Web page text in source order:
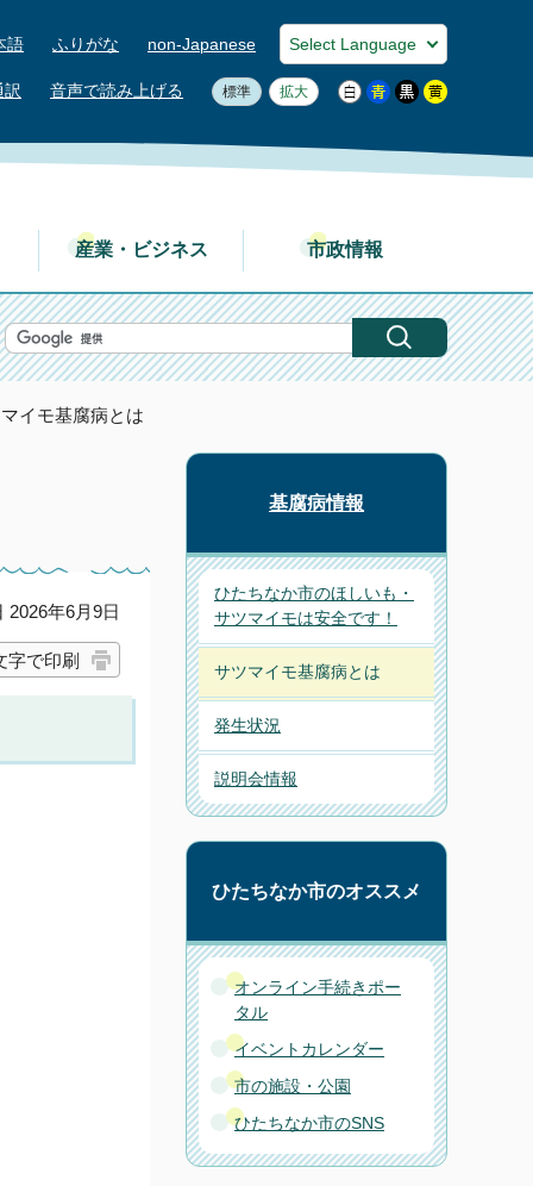
語 ふりがな non-Japanese
訳 音声で読み上げる 標準 拡大
産業・ビジネス 市政情報
イモ基腐病とは
年6月9日
字で印刷
基腐病情報
ひたちなか市のほしいも・
サツマイモは安全です！
サツマイモ基腐病とは
発生状況
説明会情報
ひたちなか市のオススメ
オンライン手続きポー
タル
イベントカレンダー
市の施設・公園
ひたちなか市のSNS